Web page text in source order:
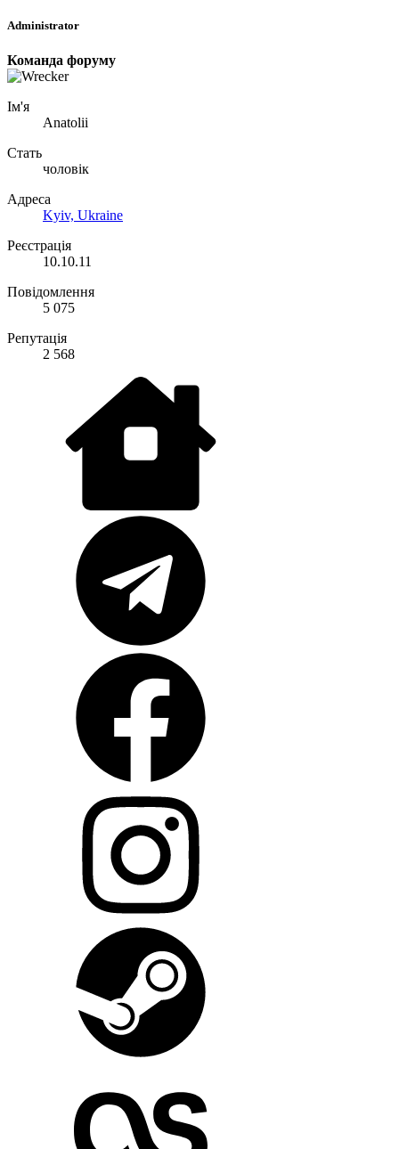
Administrator
Команда форуму
Ім'я
Anatolii
Стать
чоловік
Адреса
Kyiv, Ukraine
Реєстрація
10.10.11
Повідомлення
5 075
Репутація
2 568